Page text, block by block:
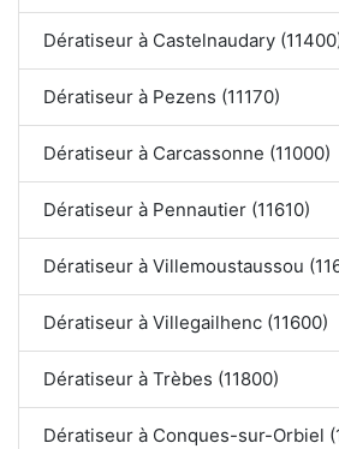
Dératiseur à Castelnaudary
Dératiseur à Pezens (11170)
Dératiseur à Carcassonne (11000)
Dératiseur à Pennautier (11610)
Dératiseur à Villemoustaussou
Dératiseur à Villegailhenc (11600)
Dératiseur à Trèbes (11800)
Dératiseur à Conques-sur-Orbiel